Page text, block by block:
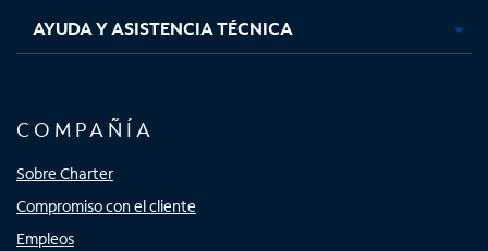
AYUDA Y ASISTENCIA TÉCNICA
COMPAÑÍA
Sobre Charter
Compromiso con el cliente
Empleos